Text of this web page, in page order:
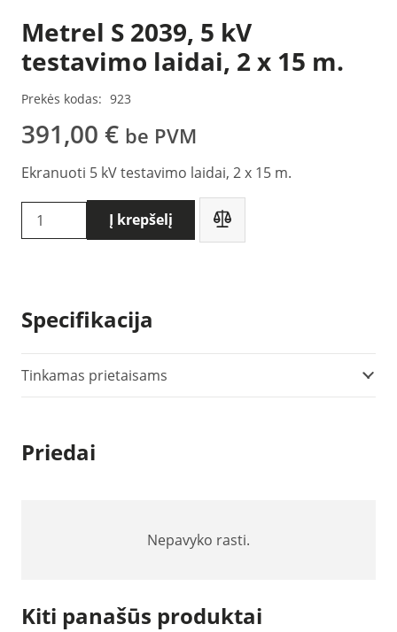
Metrel S 2039, 5 kV
testavimo laidai, 2 x 15 m.
Prekės kodas: 923
391,00 € be PVM
Ekranuoti 5 kV testavimo laidai, 2 x 15 m.
produkto
kiekis:
5
kV
testavimo
laidai,
x
15
Į krepšelį
Specifikacija
Tinkamas prietaisams
Priedai
Nepavyko rasti.
Kiti panašūs produktai